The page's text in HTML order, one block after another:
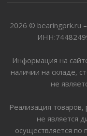
2026 © bearingprk.ru
Информация на
наличии на складе,
не
Реализация
не является
осуществляется по